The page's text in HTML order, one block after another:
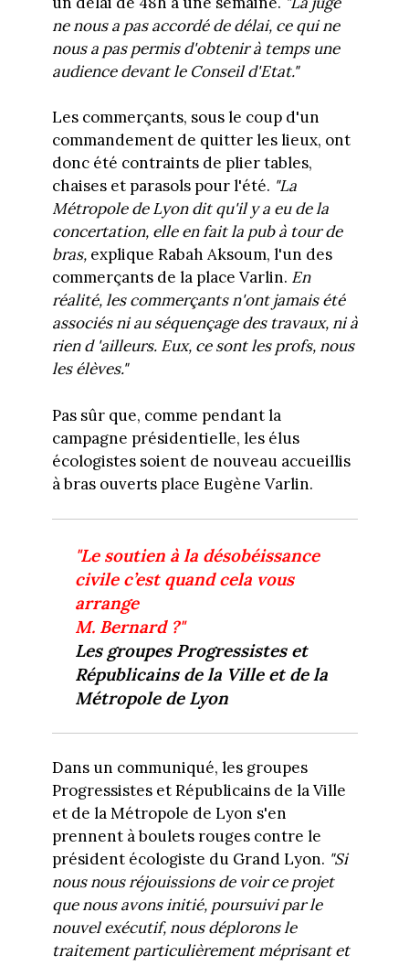
ne nous a pas accordé de délai, ce qui ne
nous a pas permis d'obtenir à temps une
audience devant le Conseil d'Etat."
Les commerçants, sous le coup d'un
commandement de quitter les lieux, ont
donc été contraints de plier tables,
chaises et parasols pour l'été. "La
Métropole de Lyon dit qu'il y a eu de la
concertation, elle en fait la pub à tour de
bras,explique Rabah Aksoum, l'un des
commerçants de la place Varlin. En
réalité, les commerçants n'ont jamais été
associés ni au séquençage des travaux, ni à
rien d 'ailleurs. Eux, ce sont les profs, nous
les élèves."
Pas sûr que, comme pendant la
campagne présidentielle, les élus
écologistes soient de nouveau accueillis
à bras ouverts place Eugène Varlin.
"Le soutien à la désobéissance
civile c’est quand cela vous
arrange
M. Bernard ?"
Les groupes Progressistes et
Républicains de la Ville et de la
Métropole de Lyon
Dans un communiqué, les groupes
Progressistes et Républicains de la Ville
et de la Métropole de Lyon s'en
prennent à boulets rouges contre le
président écologiste du Grand Lyon. "Si
nous nous réjouissions de voir ce projet
que nous avons initié, poursuivi par le
nouvel exécutif, nous déplorons le
traitement particulièrement méprisant et